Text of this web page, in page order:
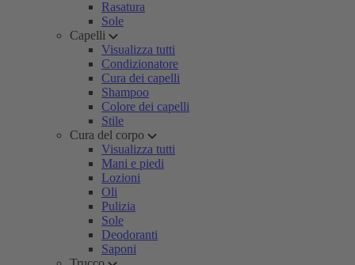
Rasatura
Sole
Capelli
Visualizza tutti
Condizionatore
Cura dei capelli
Shampoo
Colore dei capelli
Stile
Cura del corpo
Visualizza tutti
Mani e piedi
Lozioni
Oli
Pulizia
Sole
Deodoranti
Saponi